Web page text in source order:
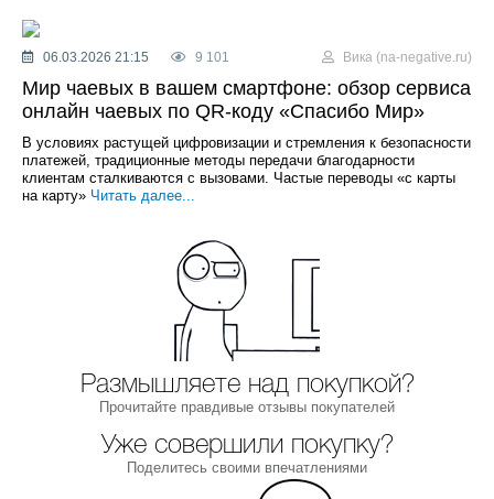
06.03.2026 21:15 9 101 Вика (na-negative.ru)
Мир чаевых в вашем смартфоне: обзор сервиса
онлайн чаевых по QR-коду «Спасибо Мир»
В условиях растущей цифровизации и стремления к безопасности
платежей, традиционные методы передачи благодарности
клиентам сталкиваются с вызовами. Частые переводы «с карты
на карту» Читать далее...
Размышляете над покупкой?
Прочитайте правдивые отзывы покупателей
Уже совершили покупку?
Поделитесь своими впечатлениями